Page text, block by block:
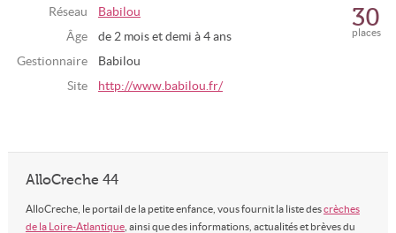
Réseau
Babilou
Âge
de 2 mois et demi à 4 ans
Gestionnaire
Babilou
Site
http://www.babilou.fr/
places
30
AlloCreche 44
AlloCreche, le portail de la petite enfance, vous fournit la liste descrèches
de la Loire-Atlantique, ainsi que des informations, actualités et brèves du